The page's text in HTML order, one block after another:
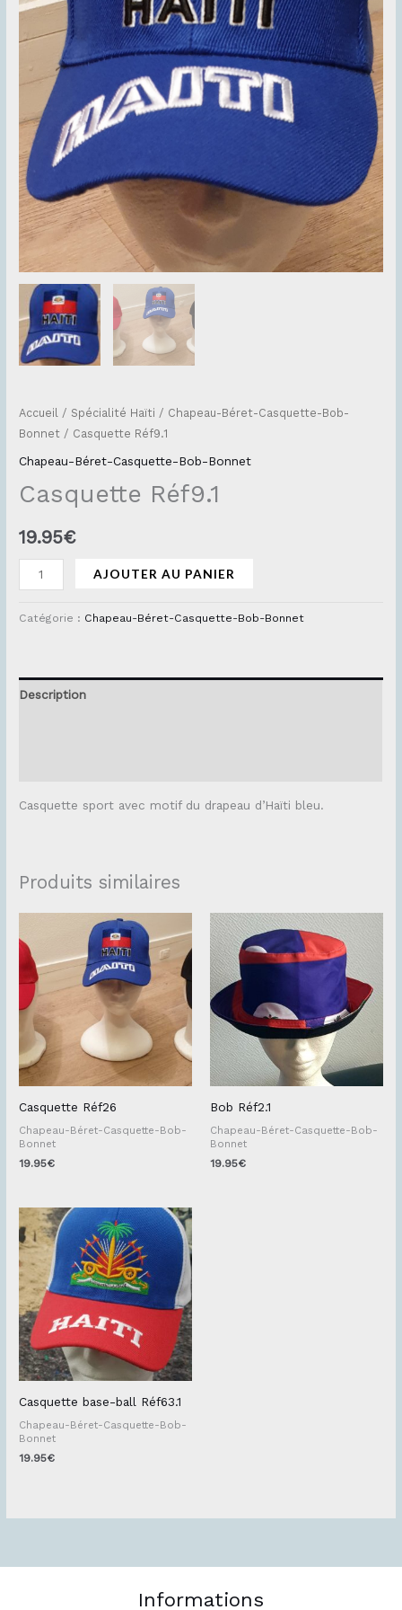
Accueil / Spécialité Haïti / Chapeau-Béret-Casquette-Bob-
Bonnet / Casquette Réf9.1
Chapeau-Béret-Casquette-Bob-Bonnet
Casquette Réf9.1
19.95€
AJOUTER AU PANIER
Catégorie : Chapeau-Béret-Casquette-Bob-Bonnet
Description
Casquette sport avec motif du drapeau d’Haïti bleu.
Produits similaires
Casquette Réf26
Chapeau-Béret-Casquette-Bob-
Bonnet
19.95€
Bob Réf2.1
Chapeau-Béret-Casquette-Bob-
Bonnet
19.95€
Casquette base-ball Réf63.1
Chapeau-Béret-Casquette-Bob-
Bonnet
19.95€
Informations